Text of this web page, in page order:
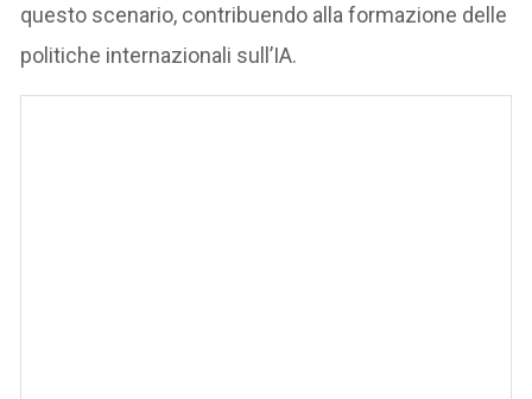
questo scenario, contribuendo alla formazione delle
politiche internazionali sull’IA.